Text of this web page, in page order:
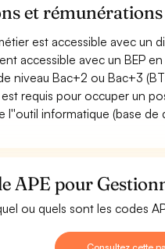
et
est accessible avec un
accessible avec un BEP
niveau Bac+2 ou Bac+3
requis pour occuper un
l''outil informatique (base
APE pour
ou quels sont les codes